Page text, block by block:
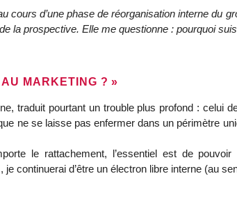
cours d’une phase de réorganisation interne du
la prospective. Elle me questionne : pourquoi
MARKETING ? »
traduit pourtant un trouble plus profond : celui
ne se laisse pas enfermer dans un périmètre
le rattachement, l’essentiel est de
continuerai d’être un électron libre interne (au